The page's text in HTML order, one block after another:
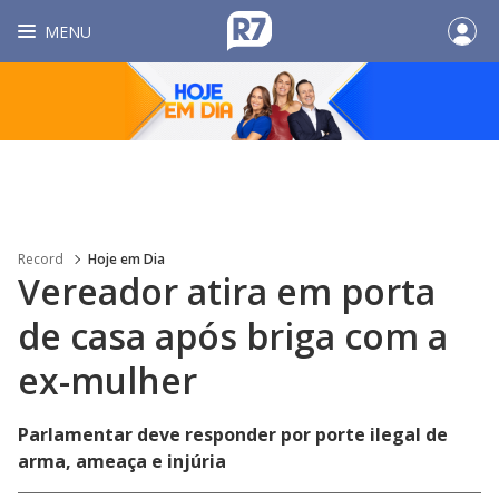
MENU
Record Hoje em Dia
Vereador atira em porta
de casa após briga com a
ex-mulher
Parlamentar deve responder por porte ilegal de
arma, ameaça e injúria